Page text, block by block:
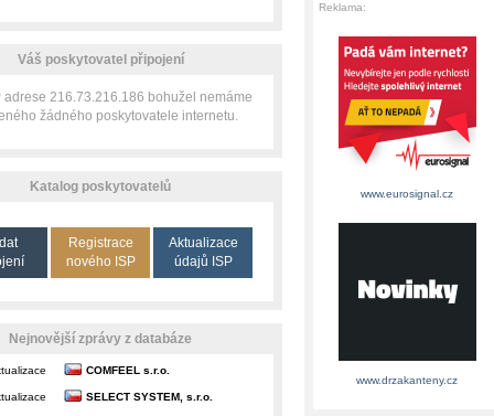
Váš poskytovatel připojení
adrese 216.73.216.186 bohužel nemáme
žádného poskytovatele internetu.
Katalog poskytovatelů
Registrace
nového ISP
Aktualizace
údajů ISP
Nejnovější zprávy z databáze
COMFEEL s.r.o.
SELECT SYSTEM, s.r.o.
Reklama:
www.eurosignal.cz
www.drzakanteny.cz